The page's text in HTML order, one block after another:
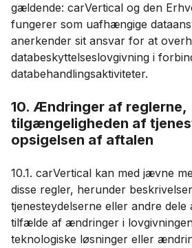
gældende: carVertical og den
fungerer som uafhængige
anerkender sit ansvar for at
databeskyttelseslovgivning i
databehandlingsaktiviteter.
10. Ændringer af reglerne,
tilgængeligheden af
opsigelsen af ​​aftalen
10.1. carVertical kan med jævne
disse regler, herunder
tjenesteydelserne eller andre dele
tilfælde af ændringer i
teknologiske løsninger eller